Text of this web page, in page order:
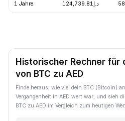
1 Jahre د.إ124,739.81
Historischer Rechner für
von BTC zu AED
Finde heraus, wie viel dein BTC (Bitcoin)
Vergangenheit in AED wert war, und sieh
BTC zu AED im Vergleich zum heutigen